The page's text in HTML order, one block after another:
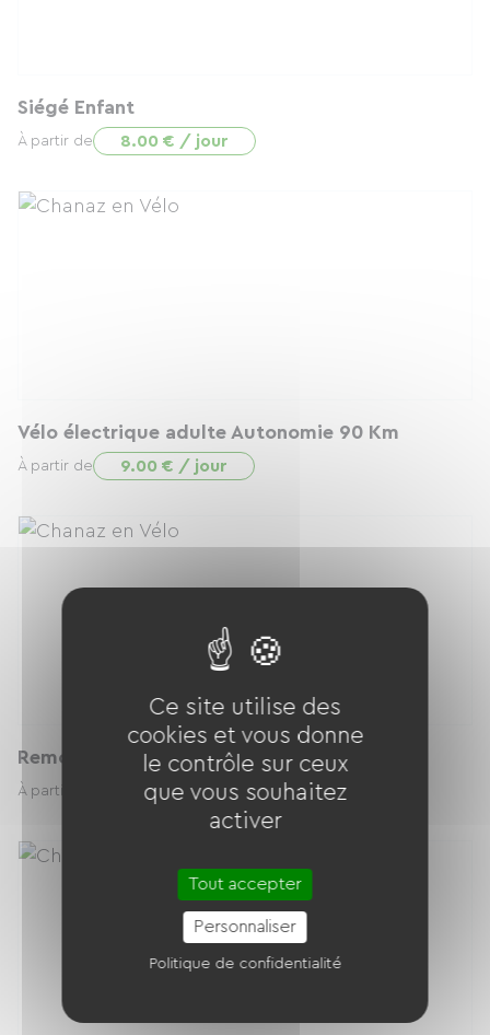
Siégé Enfant
À partir de 8.00 € / jour
Vélo électrique adulte Autonomie 90 Km
À partir de 9.00 € / jour
Remorque Enfants poids max 36 kg
À partir de 15.00 € / jour
Ce site utilise des
cookies et vous donne
le contrôle sur ceux
que vous souhaitez
activer
Tout accepter
Personnaliser
Politique de confidentialité